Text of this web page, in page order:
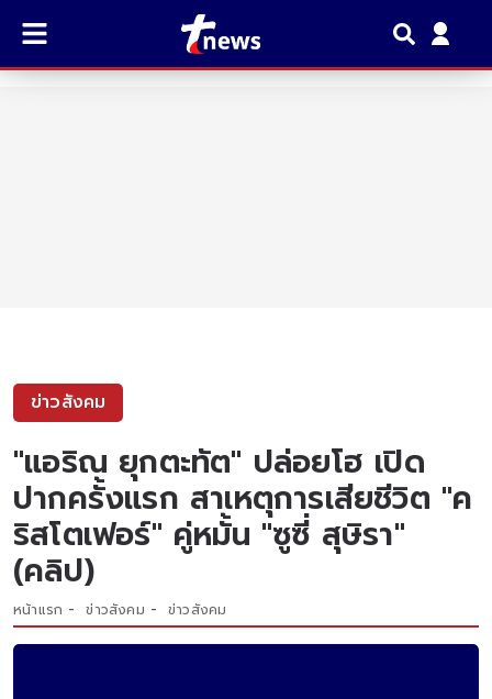
ข่าวสังคม
"แอริณ ยุกตะทัต" ปล่อยโฮ เปิด
ปากครั้งแรก สาเหตุการเสียชีวิต "ค
ริสโตเฟอร์" คู่หมั้น "ซูซี่ สุษิรา"
(คลิป)
หน้าแรก ข่าวสังคม ข่าวสังคม